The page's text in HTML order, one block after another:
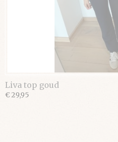
Liva top goud
€ 29,95